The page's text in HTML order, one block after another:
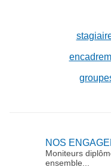
NOS
Moniteurs
ensemble...